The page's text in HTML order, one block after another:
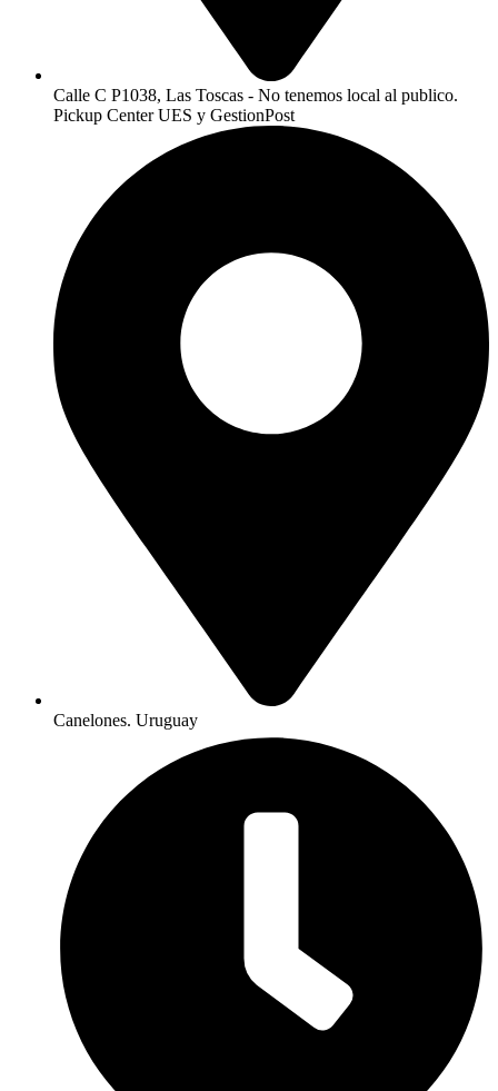
Calle C P1038, Las Toscas - No tenemos local al publico.
Pickup Center UES y GestionPost
Canelones. Uruguay